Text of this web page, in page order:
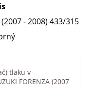
(2007 - 2008) 433/315
tlaku v
FORENZA (2007